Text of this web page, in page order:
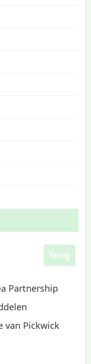
Terug
Partnership
van Pickwick